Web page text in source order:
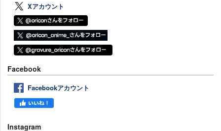
Xアカウント
Facebook
Facebookアカウント
Instagram